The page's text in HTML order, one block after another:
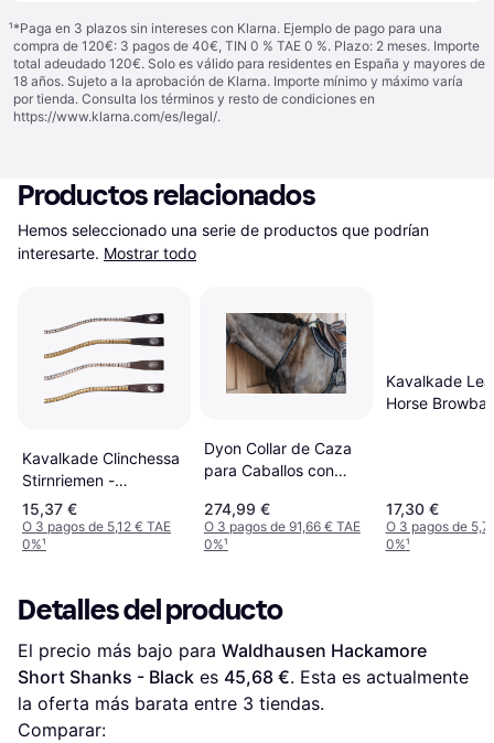
¹*Paga en 3 plazos sin intereses con Klarna. Ejemplo de pago para una
compra de 120€: 3 pagos de 40€, TIN 0 % TAE 0 %. Plazo: 2 meses. Importe
total adeudado 120€. Solo es válido para residentes en España y mayores de
18 años. Sujeto a la aprobación de Klarna. Importe mínimo y máximo varía
por tienda. Consulta los términos y resto de condiciones en
https://www.klarna.com/es/legal/.
Productos relacionados
Hemos seleccionado una serie de productos que podrían
interesarte. Mostrar todo
Kavalkade Clinchessa
Stirnriemen -
Black/Brass
15,37 €
O 3 pagos de 5,12 € TAE
0%¹
Dyon Collar de Caza
para Caballos con
Noir
274,99 €
O 3 pagos de 91,66 € TAE
0%¹
Kavalkade
Horse
17,30 €
O 3 pagos de
0%¹
Detalles del producto
El precio más bajo para Waldhausen Hackamore
Short Shanks - Black es 45,68 €. Esta es actualmente
la oferta más barata entre 3 tiendas.
Comparar: